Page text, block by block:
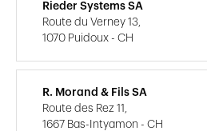
Rieder Systems SA
Route du Verney 13,
1070 Puidoux - CH
R. Morand & Fils SA
Route des Rez 11,
1667 Bas-Intyamon - CH